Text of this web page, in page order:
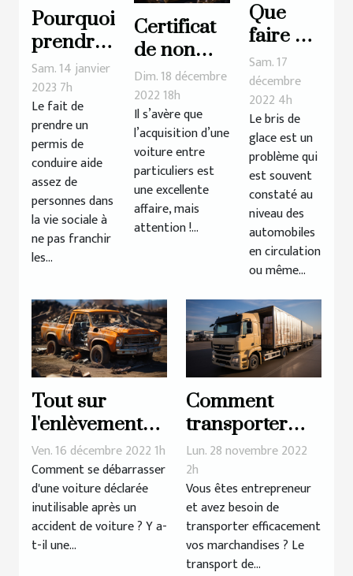
Pourquoi
prendre
un
permis
moto ?
Sam. 14 janvier
2023 7h
Le fait de
prendre un
permis de
conduire aide
assez de
personnes dans
la vie sociale à
ne pas franchir
les...
Certificat
de non
gage : de
quoi s’agit-
il
réellement
?
Dim. 18 décembre
2022 18h
Il s’avère que
l’acquisition d’une
voiture entre
particuliers est
une excellente
affaire, mais
attention !...
Que
faire en
cas de
bris de
glace ?
Sam. 17
décembre
2022 4h
Le bris de
glace est un
problème qui
est souvent
constaté au
niveau des
automobiles
en circulation
ou même...
Tout sur
l'enlèvement
des épaves
Ven. 16 décembre 2022 1h
Comment se débarrasser
d'une voiture déclarée
inutilisable après un
accident de voiture ? Y a-
t-il une...
Comment
transporter
efficacement
les
marchandises
?
Lun. 28 novembre 2022
2h
Vous êtes entrepreneur
et avez besoin de
transporter efficacement
vos marchandises ? Le
transport de...